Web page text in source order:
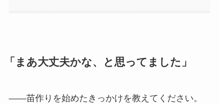
「まあ大丈夫かな、と思ってました」
——苗作りを始めたきっかけを教えてください。